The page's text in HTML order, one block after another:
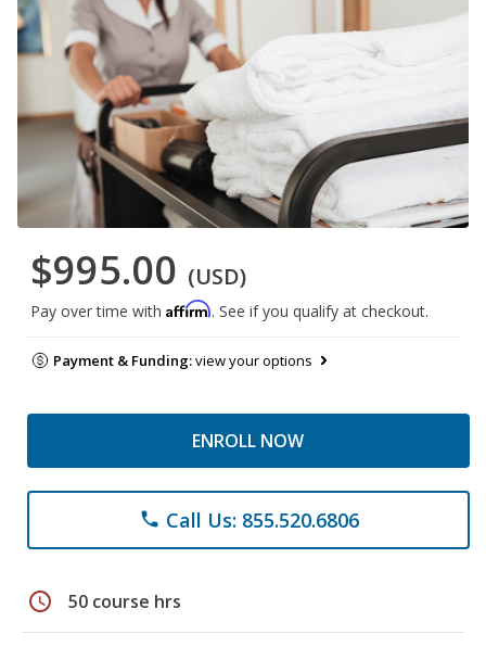
$995.00 (USD)
Pay over time with Affirm. See if you qualify at checkout.
Payment & Funding:view your options
ENROLL NOW
phone Call Us: 855.520.6806
schedule 50 course hrs